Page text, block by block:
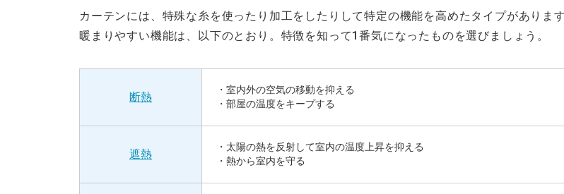
カーテンには、特殊な糸を使ったり加工をしたりして特定の機能を高めたタイプがありま
暖まりやすい機能は、以下のとおり。特徴を知って1番気になったものを選びましょう。
断熱
・室内外の空気の移動を抑える
・部屋の温度をキープする
遮熱
・太陽の熱を反射して室内の温度上昇を抑える
・熱から室内を守る